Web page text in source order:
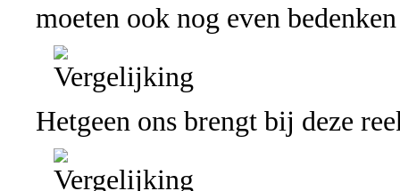
moeten ook nog even
Hetgeen ons brengt bij deze